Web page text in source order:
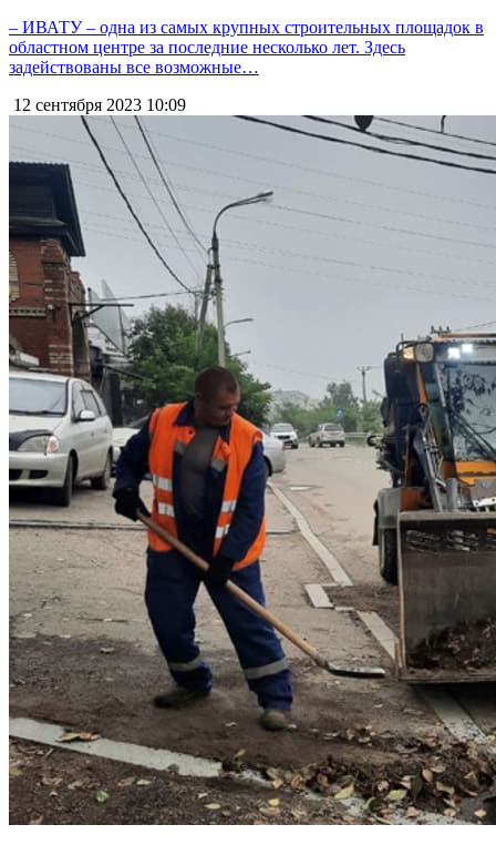
– ИВАТУ – одна из самых крупных строительных площадок в
областном центре за последние несколько лет. Здесь
задействованы все возможные…
12 сентября 2023 10:09